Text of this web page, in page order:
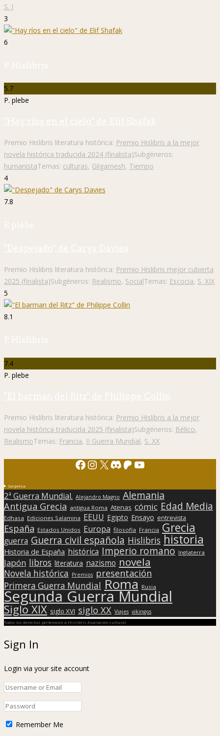
S. I
3
6
P. Hislibris
5.7
P. plebe
"Hay ríos en el cielo" de Elif Shafak
Premio Hislibris literatura histórica: Premio Hislibris a la mejor
novela histórica traducida 2024 (finalista)Subgéneros:
humanistaTemas: culturas, Gilgamesh, Tiempo
4
7.8
P. plebe
"Despejado" de Carys Davies
Premio Hislibris literatura histórica: Premio Hislibris mejor cubierta
2025 (finalista)Subgéneros: Realismo, SocialTemas: Escocia, S. XIX
5
8.1
P. Hislibris
7.4
P. plebe
"El barman del Ritz" de Philippe Collin
Premio Hislibris literatura histórica: Premio Hislibris a la mejor
novela histórica traducida 2025 (finalista)Subgéneros: Bélico,
RealismoTemas: Francia, II Guerra Mundial, S. XX
Facebook
Instagram
X Discord
Patreon
YouTube
Sorpresa
2ª Guerra Mundial. Alejandro Magno Alemania
Antigua Grecia antigua Roma Atenas cómic Edad Media
Edhasa Ediciones Salamina EEUU Egipto Ensayo entrevista
España Estados Unidos Europa filosofía Francia Grecia
guerra Guerra civil española Hislibris historia
Historia de España histórica Imperio romano Inglaterra
Japón libros literatura nazismo novela
Novela histórica Premios presentación
Primera Guerra Mundial Roma Rusia
Segunda Guerra Mundial
Siglo XIX siglo XVI siglo XX Viajes vikingos
Todos los derechos pertenecen a Hislibris Asociación cultural
Sign In
Login via your site account
Remember Me